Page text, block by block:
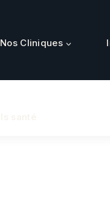
Nos Cliniques